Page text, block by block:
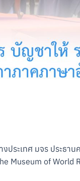
ระเทศ มจร ประธ
Museum of World